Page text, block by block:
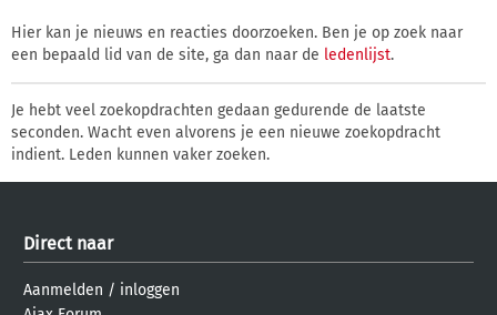
Hier kan je nieuws en reacties doorzoeken. Ben je op zoek naar
een bepaald lid van de site, ga dan naar de ledenlijst.
Je hebt veel zoekopdrachten gedaan gedurende de laatste
seconden. Wacht even alvorens je een nieuwe zoekopdracht
indient. Leden kunnen vaker zoeken.
Direct naar
Aanmelden / inloggen